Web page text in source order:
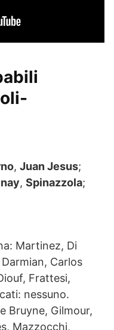
, Juan Jesus;
, Spinazzola;
Martinez, Di
Carlos
Frattesi,
nessuno.
Bruyne, Gilmour,
Mazzocchi,